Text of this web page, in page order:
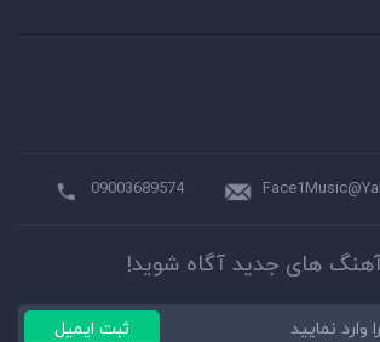
09003689574
های جدید آگاه شوید!
ثبت ایمیل